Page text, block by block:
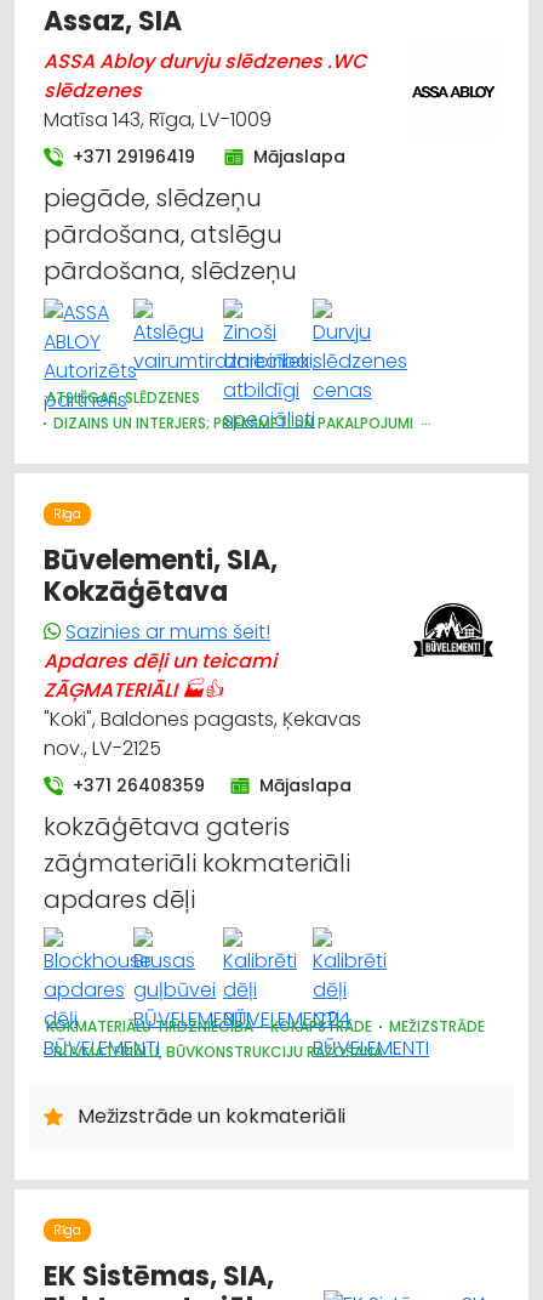
Assaz, SIA
ASSA Abloy durvju slēdzenes .WC
slēdzenes
Matīsa 143, Rīga, LV-1009
+371 29196419 Mājaslapa
piegāde, slēdzeņu
pārdošana, atslēgu
pārdošana, slēdzeņu
ATSLĒGAS, SLĒDZENES
DIZAINS UN INTERJERS; PRIEKŠMETI UN PAKALPOJUMI
ŽALŪZIJAS, AIZKARU STIEŅI
BŪVMATERIĀLU, BŪVKONSTRUKCIJU TIRDZNIECĪBA
BŪVMATERIĀLU, BŪVKONSTRUKCIJU VAIRUMTIRDZNIECĪBA
APDARES MATERIĀLI: TIRDZNIECĪBA
CELTNIECĪBAS UN REMONTA DARBI
APDARES MATERIĀLI: GRĪDAS SEGUMI
MĒBEĻU RAŽOŠANA, MĒBEĻU SAGATAVES
Rīga
Būvelementi, SIA,
Kokzāģētava
Sazinies ar mums šeit!
Apdares dēļi un teicami
ZĀĢMATERIĀLI 🏭👍
"Koki", Baldones pagasts, Ķekavas
nov., LV-2125
+371 26408359 Mājaslapa
kokzāģētava gateris
zāģmateriāli kokmateriāli
apdares dēļi
KOKMATERIĀLU TIRDZNIECĪBA KOKAPSTRĀDE
MEŽIZSTRĀDE
BŪVMATERIĀLU, BŪVKONSTRUKCIJU RAŽOŠANA
APDARES MATERIĀLI: VAIRUMTIRDZNIECĪBA
BŪVMATERIĀLU, BŪVKONSTRUKCIJU TIRDZNIECĪBA
KURINĀMAIS
MEŽKOPĪBAS UN MEŽIZSTRĀDES TEHNIKA
Mežizstrāde un kokmateriāli
Rīga
EK Sistēmas, SIA,